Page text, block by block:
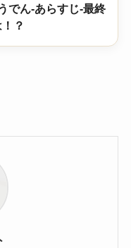
でん-あらすじ-最終
？